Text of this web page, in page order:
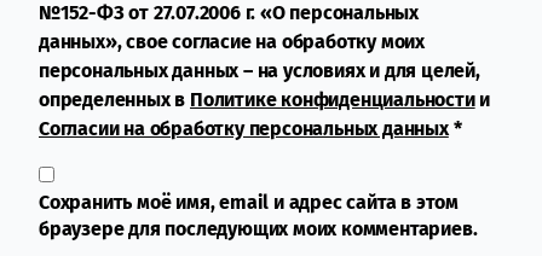
№152-ФЗ от 27.07.2006 г. «О персональных
данных», свое согласие на обработку моих
персональных данных – на условиях и для целей,
определенных в Политике конфиденциальностии
Согласии на обработку персональных данных*
Сохранить моё имя, email и адрес сайта в этом
браузере для последующих моих комментариев.